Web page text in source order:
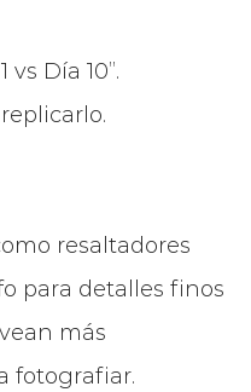
Día 10”.
resaltadores
para detalles finos
más
fotografiar.